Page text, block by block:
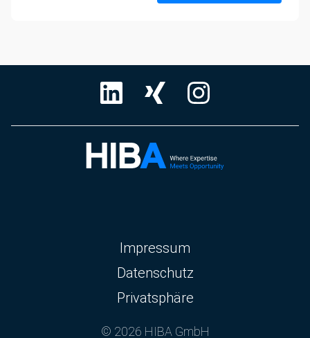
Navigation
überspringen
Impressum
Datenschutz
Privatsphäre
© 2026 HIBA GmbH